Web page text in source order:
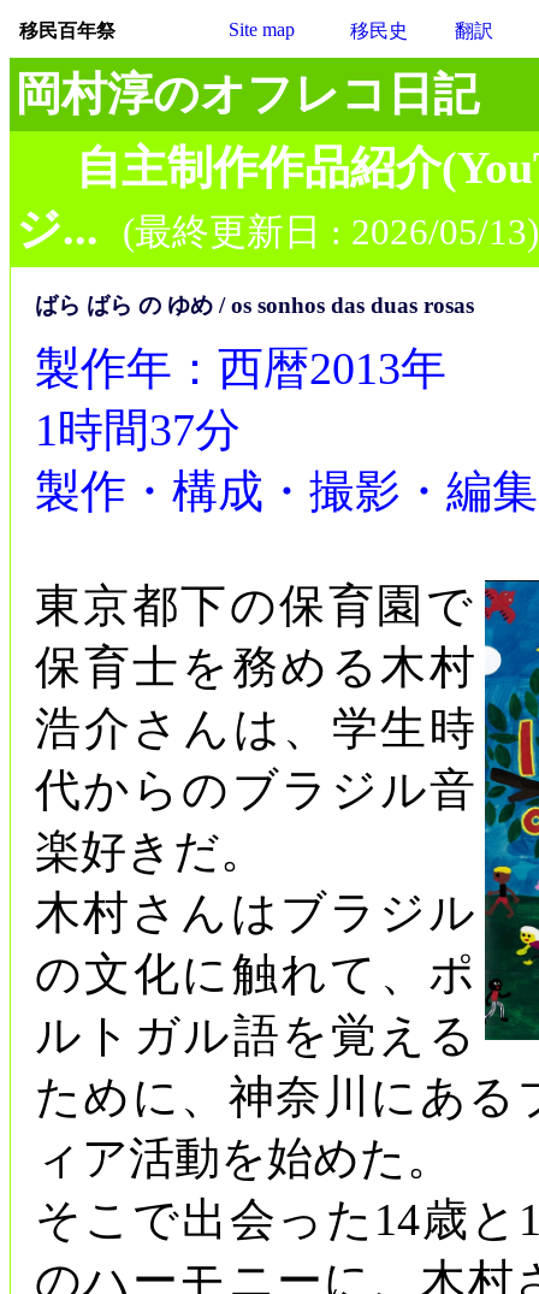
移民百年祭 Site map 移民史 翻訳
岡村淳のオフレコ日記
自主制作作品紹介
ジ...
(最終更新日 : 2026/05/13)
ばら ばら の ゆめ / os sonhos das duas rosas
製作年：西暦2013年
1時間37分
製作・構成・撮影・編
東京都下の保育園で
保育士を務める木村
浩介さんは、学生時
代からのブラジル音
楽好きだ。
木村さんはブラジル
の文化に触れて、ポ
ルトガル語を覚える
ために、神奈川にあ
ィア活動を始めた。
そこで出会った14歳
のハーモニーに、木村